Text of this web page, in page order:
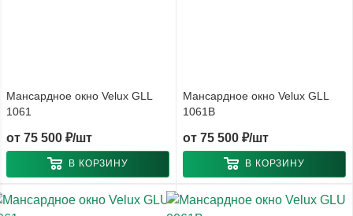
Мансардное окно Velux GLL
1061
от 75 500 ₽/шт
В КОРЗИНУ
Мансардное окно Velux GLL
1061B
от 75 500 ₽/шт
В КОРЗИНУ